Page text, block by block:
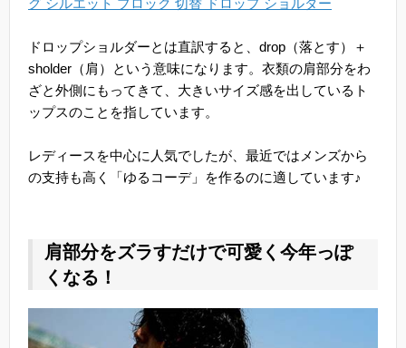
グ シルエット ブロック 切替 ドロップ ショルダー
ドロップショルダーとは直訳すると、drop（落とす）＋
sholder（肩）という意味になります。衣類の肩部分をわ
ざと外側にもってきて、大きいサイズ感を出しているト
ップスのことを指しています。
レディースを中心に人気でしたが、最近ではメンズから
の支持も高く「ゆるコーデ」を作るのに適しています♪
肩部分をズラすだけで可愛く今年っぽ
くなる！